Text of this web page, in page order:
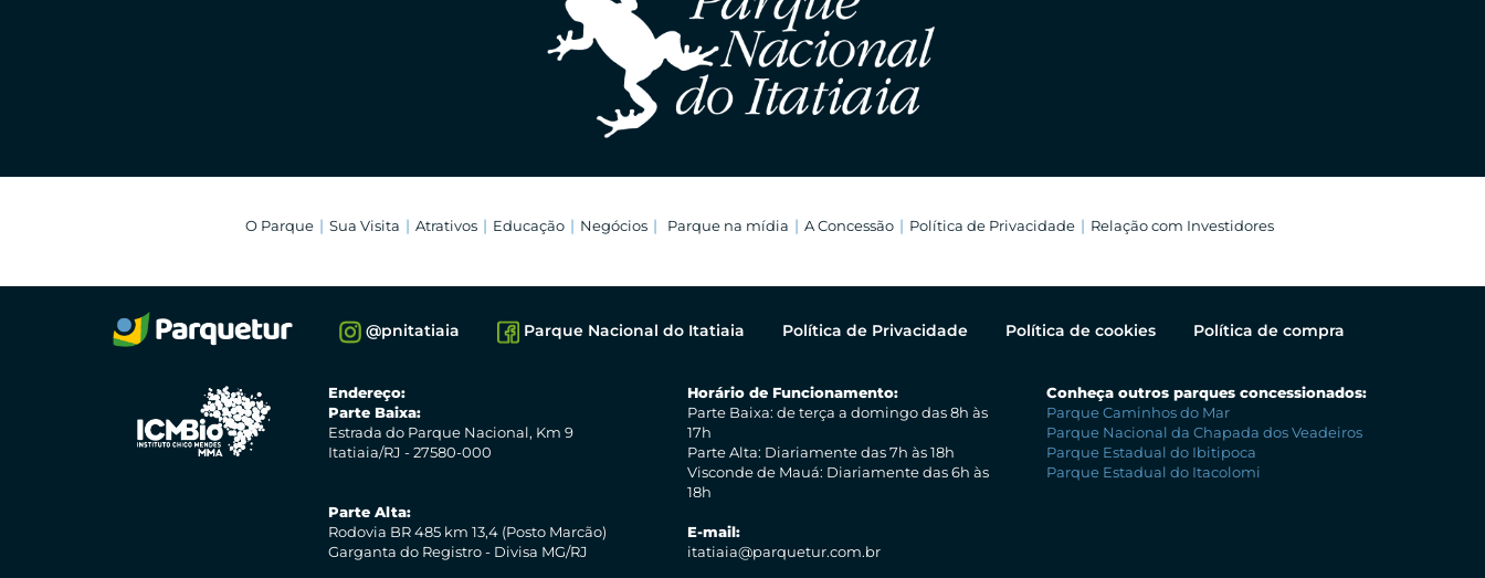
O Parque Sua Visita Atrativos Educação Negócios Parque na mídia A Concessão Política de Privacidade Relação com Investidores
@pnitatiaia Parque Nacional do Itatiaia Política de Privacidade Política de cookies Política de compra
Endereço:
Parte Baixa:
Estrada do Parque Nacional, Km 9
Itatiaia/RJ - 27580-000
Parte Alta:
Rodovia BR 485 km 13,4 (Posto Marcão)
Garganta do Registro - Divisa MG/RJ
Horário de Funcionamento:
Parte Baixa: de terça a domingo das 8h às
17h
Parte Alta: Diariamente das 7h às 18h
Visconde de Mauá: Diariamente das 6h às
18h
E-mail:
itatiaia@parquetur.com.br
Conheça outros parques concessionados:
Parque Caminhos do Mar
Parque Nacional da Chapada dos Veadeiros
Parque Estadual do Ibitipoca
Parque Estadual do Itacolomi